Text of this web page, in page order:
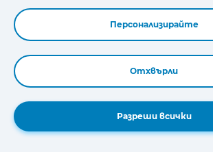
Политика за защита на личните данни
|Общи условия за употреба
Copyright © 2026 Cojali S.L. All rights reserved
COJALI
Персонализирайте
Отхвърли
Разреши всички